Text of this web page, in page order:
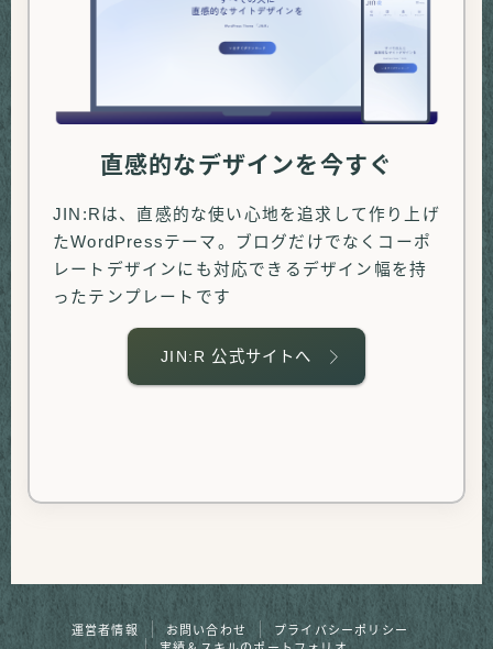
直感的なデザインを今すぐ
JIN:Rは、直感的な使い心地を追求して作り上げ
たWordPressテーマ。ブログだけでなくコーポ
レートデザインにも対応できるデザイン幅を持
ったテンプレートです
JIN:R 公式サイトへ
運営者情報 お問い合わせ
プライバシーポリシー